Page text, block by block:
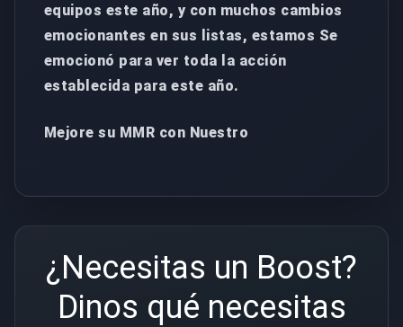
equipos este año, y con muchos cambios
emocionantes en sus listas, estamos Se
emocionó para ver toda la acción
establecida para este año.
Mejore su MMR con Nuestro
¿Necesitas un Boost?
Dinos qué necesitas